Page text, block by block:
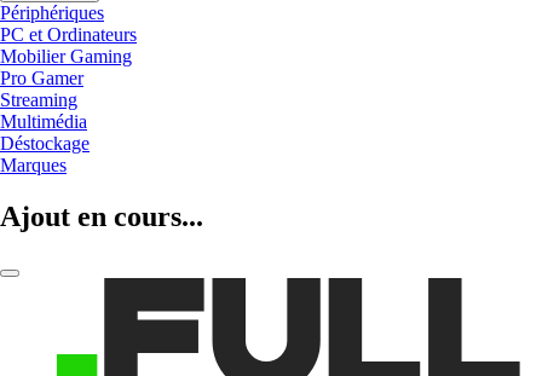
Périphériques
PC et Ordinateurs
Mobilier Gaming
Pro Gamer
Streaming
Multimédia
Déstockage
Marques
Ajout en cours...